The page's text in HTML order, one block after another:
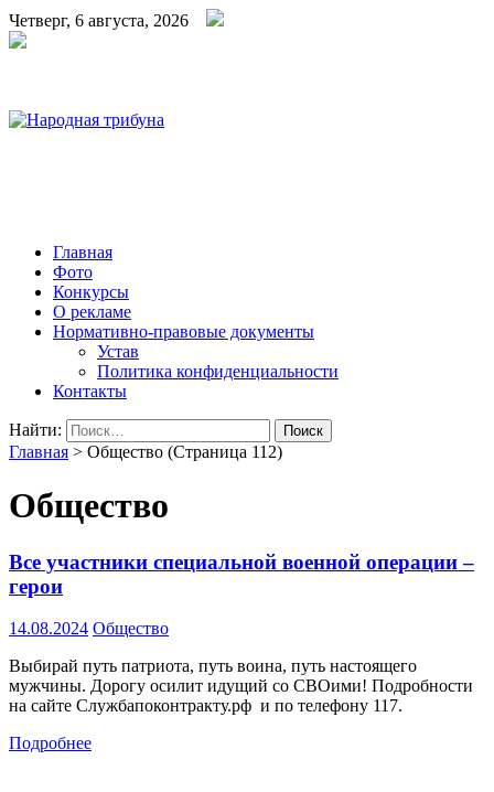
Четверг, 6 августа, 2026
Главная
Фото
Конкурсы
О рекламе
Нормативно-правовые документы
Устав
Политика конфиденциальности
Контакты
Найти:
Главная > Общество (Страница 112)
Общество
Все участники специальной военной операции –
герои
14.08.2024 Общество
Выбирай путь патриота, путь воина, путь настоящего
мужчины. Дорогу осилит идущий со СВОими! Подробности
на сайте Службапоконтракту.рф и по телефону 117.
Подробнее